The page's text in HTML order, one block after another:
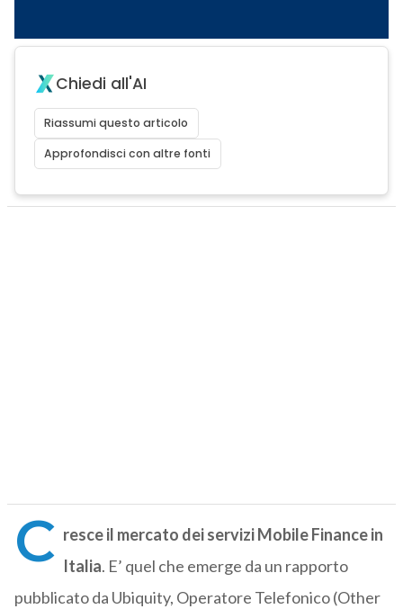
Chiedi all'AI
Riassumi questo articolo
Approfondisci con altre fonti
C resce il mercato dei servizi Mobile Finance in
Italia. E’ quel che emerge da un rapporto
pubblicato da Ubiquity, Operatore Telefonico (Other